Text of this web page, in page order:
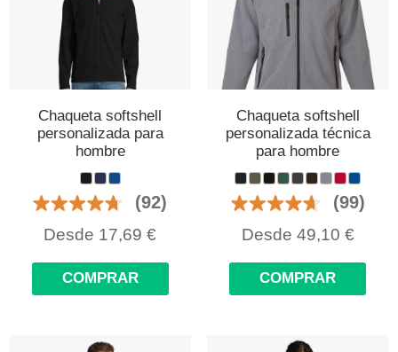
Chaqueta softshell
personalizada para
hombre
(92)
Desde 17,69 €
COMPRAR
Chaqueta softshell
personalizada técnica
para hombre
(99)
Desde 49,10 €
COMPRAR